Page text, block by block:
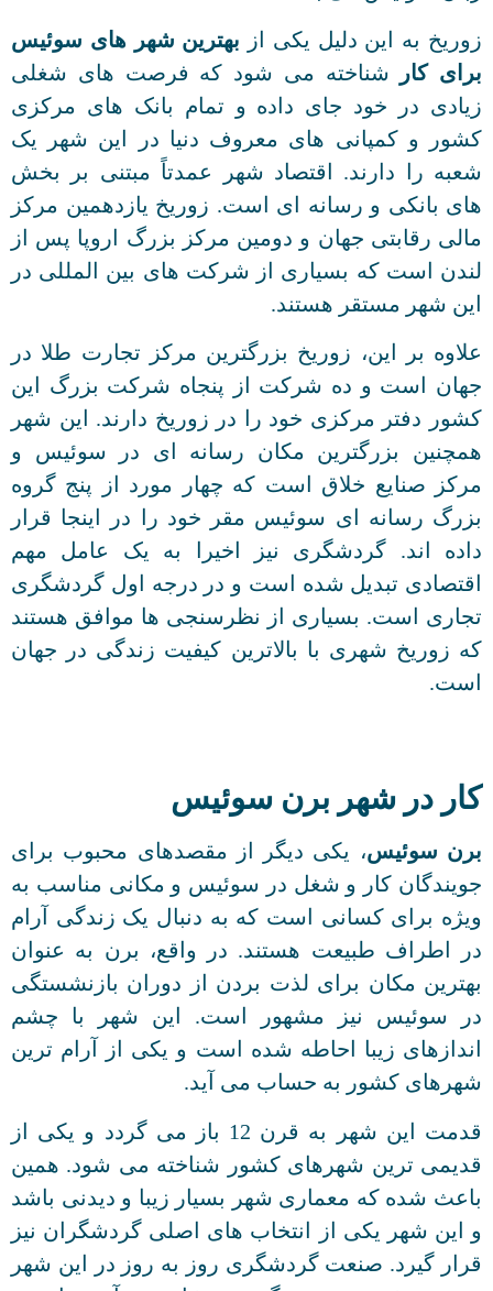
زوریخ به این دلیل یکی از بهترین شهر های سوئیس
برای کار شناخته می شود که فرصت های شغلی
زیادی در خود جای داده و تمام بانک های مرکزی
کشور و کمپانی های معروف دنیا در این شهر یک
شعبه را دارند. اقتصاد شهر عمدتاً مبتنی بر بخش
های بانکی و رسانه ای است. زوریخ یازدهمین مرکز
مالی رقابتی جهان و دومین مرکز بزرگ اروپا پس از
لندن است که بسیاری از شرکت های بین المللی در
این شهر مستقر هستند.
علاوه بر این، زوریخ بزرگترین مرکز تجارت طلا در
جهان است و ده شرکت از پنجاه شرکت بزرگ این
کشور دفتر مرکزی خود را در زوریخ دارند. این شهر
همچنین بزرگترین مکان رسانه ای در سوئیس و
مرکز صنایع خلاق است که چهار مورد از پنج گروه
بزرگ رسانه ای سوئیس مقر خود را در اینجا قرار
داده اند. گردشگری نیز اخیرا به یک عامل مهم
اقتصادی تبدیل شده است و در درجه اول گردشگری
تجاری است. بسیاری از نظرسنجی ها موافق هستند
که زوریخ شهری با بالاترین کیفیت زندگی در جهان
است.
کار در شهر برن سوئیس
برن سوئیس، یکی دیگر از مقصدهای محبوب برای
جویندگان کار و شغل در سوئیس و مکانی مناسب به
ویژه برای کسانی است که به دنبال یک زندگی آرام
در اطراف طبیعت هستند. در واقع، برن به عنوان
بهترین مکان برای لذت بردن از دوران بازنشستگی
در سوئیس نیز مشهور است. این شهر با چشم
اندازهای زیبا احاطه شده است و یکی از آرام ترین
شهرهای کشور به حساب می آید.
قدمت این شهر به قرن 12 باز می گردد و یکی از
قدیمی ترین شهرهای کشور شناخته می شود. همین
باعث شده که معماری شهر بسیار زیبا و دیدنی باشد
و این شهر یکی از انتخاب های اصلی گردشگران نیز
قرار گیرد. صنعت گردشگری روز به روز در این شهر